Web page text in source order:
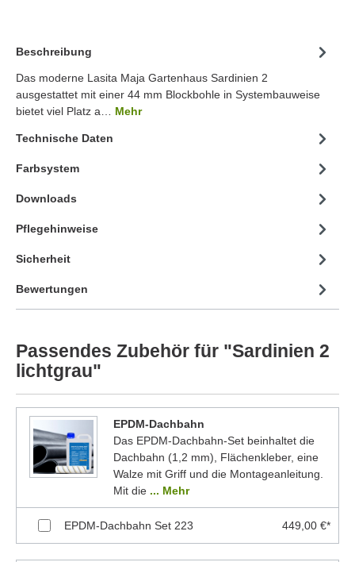
Beschreibung
Das moderne Lasita Maja Gartenhaus Sardinien 2
ausgestattet mit einer 44 mm Blockbohle in Systembauweise
bietet viel Platz a… Mehr
Technische Daten
Farbsystem
Downloads
Pflegehinweise
Sicherheit
Bewertungen
Passendes Zubehör für "Sardinien 2
lichtgrau"
EPDM-Dachbahn
Das EPDM-Dachbahn-Set beinhaltet die
Dachbahn (1,2 mm), Flächenkleber, eine
Walze mit Griff und die Montageanleitung.
Mit die ... Mehr
EPDM-Dachbahn Set 223 449,00 €*